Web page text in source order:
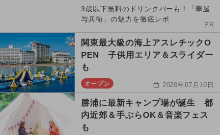
3歳以下無料のドリンクバーも！「華屋
与兵衛」の魅力を徹底レポ
PR
関東最大級の海上アスレチックO
PEN 子供用エリア＆スライダー
も
オープン 2020年07月10日
勝浦に最新キャンプ場が誕生 都
内近郊＆手ぶらOK＆音楽フェス
も